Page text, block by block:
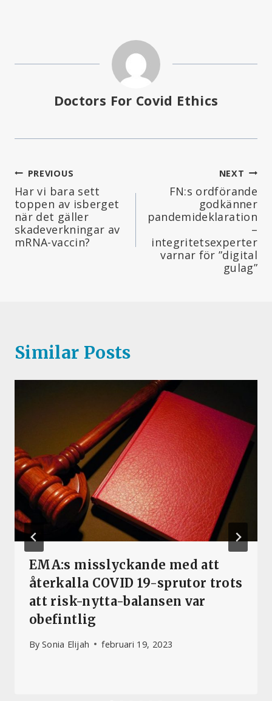
Doctors For Covid Ethics
Inläggsnavigering
PREVIOUS
Har vi bara sett
toppen av isberget
när det gäller
skadeverkningar av
mRNA-vaccin?
NEXT
FN:s ordförande
godkänner
pandemideklaration
–
integritetsexperter
varnar för ”digital
gulag”
Similar Posts
EMA:s misslyckande med att
återkalla COVID 19-sprutor trots
att risk-nytta-balansen var
obefintlig
By Sonia Elijah februari 19, 2023